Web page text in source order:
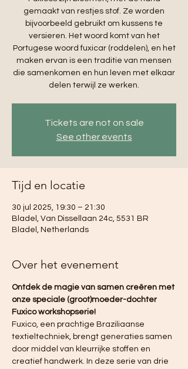
gemaakt van restjes stof. Ze worden
bijvoorbeeld gebruikt om kussens te
versieren. Het woord komt van het
Portugese woord fuxicar (roddelen), en het
maken ervan is een traditie van mensen
die samenkomen en hun leven met elkaar
delen terwijl ze werken.
Tickets are not on sale
See other events
Tijd en locatie
30 jul 2025, 19:30 – 21:30
Bladel, Van Dissellaan 24c, 5531 BR
Bladel, Netherlands
Over het evenement
Ontdek de magie van samen creëren met
onze speciale (groot)moeder-dochter
Fuxico workshopserie!
Fuxico, een prachtige Braziliaanse
textieltechniek, brengt generaties samen
door middel van kleurrijke stoffen en
creatief handwerk. In deze serie van drie